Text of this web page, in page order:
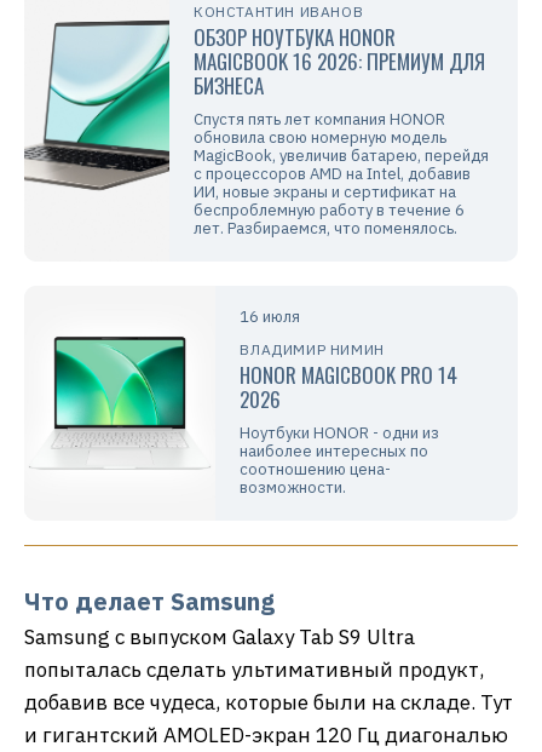
КОНСТАНТИН ИВАНОВ
ОБЗОР НОУТБУКА HONOR
MAGICBOOK 16 2026: ПРЕМИУМ ДЛЯ
БИЗНЕСА
Спустя пять лет компания HONOR
обновила свою номерную модель
MagicBook, увеличив батарею, перейдя
с процессоров AMD на Intel, добавив
ИИ, новые экраны и сертификат на
беспроблемную работу в течение 6
лет. Разбираемся, что поменялось.
16 июля
ВЛАДИМИР НИМИН
HONOR MAGICBOOK PRO 14
2026
Ноутбуки HONOR - одни из
наиболее интересных по
соотношению цена-
возможности.
Что делает Samsung
Samsung с выпуском Galaxy Tab S9 Ultra
попыталась сделать ультимативный продукт,
добавив все чудеса, которые были на складе. Тут
и гигантский AMOLED-экран 120 Гц диагональю